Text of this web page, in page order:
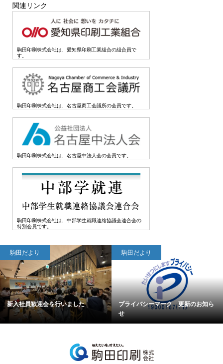
関連リンク
駒田印刷株式会社は、愛知県印刷工業組合の組合員で
す。
駒田印刷株式会社は、名古屋商工会議所の会員です。
駒田印刷株式会社は、名古屋中法人会の会員です。
駒田印刷株式会社は、中部学生就職連絡協議会連合会の
特別会員です。
駒田だより
新入社員歓迎会を行いました
駒田だより
プライバシーマーク 更新のお知ら
せ